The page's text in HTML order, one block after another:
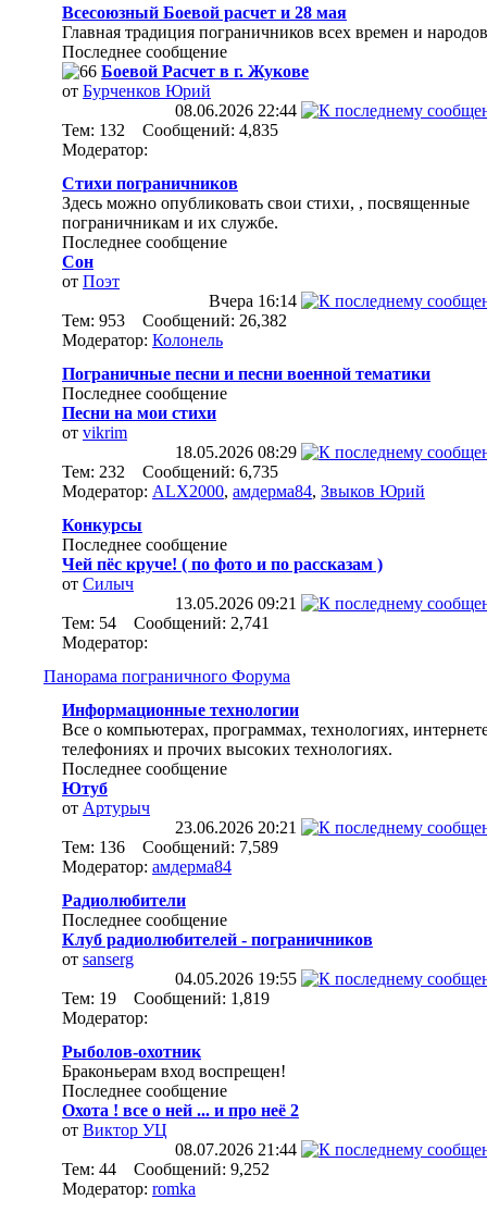
Всесоюзный Боевой расчет и 28 мая
Главная традиция пограничников всех времен и
Последнее сообщение
Боевой Расчет в г. Жукове
от Бурченков Юрий
08.06.2026 22:44
Тем: 132 Сообщений: 4,835
Модератор:
Стихи пограничников
Здесь можно опубликовать свои стихи, , посвященные
пограничникам и их службе.
Последнее сообщение
Сон
от Поэт
Вчера 16:14
Тем: 953 Сообщений: 26,382
Модератор: Колонель
Пограничные песни и песни военной тематики
Последнее сообщение
Песни на мои стихи
от vikrim
18.05.2026 08:29
Тем: 232 Сообщений: 6,735
Модератор: ALX2000, амдерма84, Звыков Юрий
Конкурсы
Последнее сообщение
Чей пёс круче! ( по фото и по рассказам )
от Силыч
13.05.2026 09:21
Тем: 54 Сообщений: 2,741
Модератор:
Панорама пограничного Форума
Информационные технологии
Все о компьютерах, программах, технологиях,
телефониях и прочих высоких технологиях.
Последнее сообщение
Ютуб
от Артурыч
23.06.2026 20:21
Тем: 136 Сообщений: 7,589
Модератор: амдерма84
Радиолюбители
Последнее сообщение
Клуб радиолюбителей - пограничников
от sanserg
04.05.2026 19:55
Тем: 19 Сообщений: 1,819
Модератор:
Рыболов-охотник
Браконьерам вход воспрещен!
Последнее сообщение
Охота ! все о ней ... и про неё 2
от Виктор УЦ
08.07.2026 21:44
Тем: 44 Сообщений: 9,252
Модератор: romka